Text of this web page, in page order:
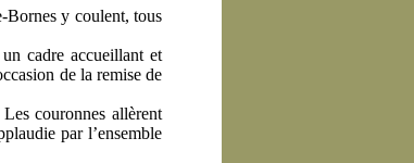
Bornes y coulent, tous
cadre accueillant et
de la remise de
couronnes allèrent
par l’ensemble